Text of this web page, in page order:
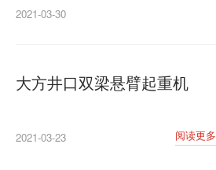
2021-03-30
大方井口双梁悬臂起重机
2021-03-23 阅读更多